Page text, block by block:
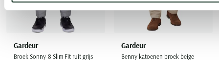
Gardeur
Broek Sonny-8 Slim Fit ruit grijs
Gardeur
Benny katoenen broek beige